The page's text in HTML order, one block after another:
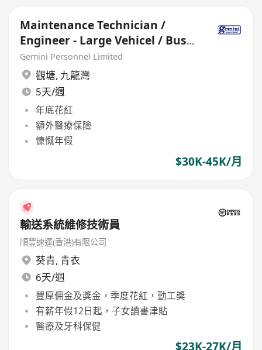
Maintenance Technician /
Engineer - Large Vehicel / Bus
(30- 45 K, 5-day)
Gemini Personnel Limited
觀塘, 九龍灣
5天/週
年底花紅
額外醫療保險
慷慨年假
$30K-45K/月
輸送系統維修技術員
順豐速運(香港)有限公司
葵青, 青衣
6天/週
豐厚佣金及獎金，季度花紅，勤工獎
有薪年假12日起，子女讀書津貼
醫療及牙科保健
$23K-27K/月